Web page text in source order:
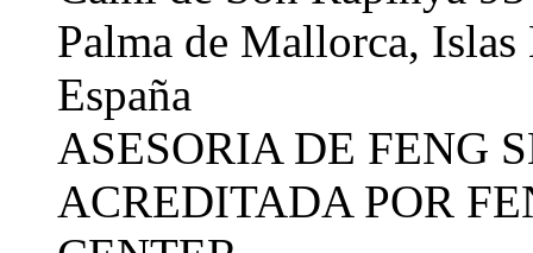
Palma de Mallorca, Islas
España
ASESORIA DE FENG
ACREDITADA POR